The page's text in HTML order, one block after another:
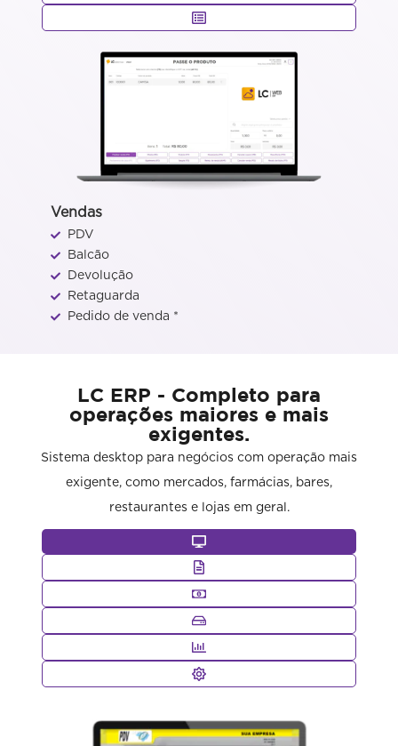
Vendas
PDV
Balcão
Devolução
Retaguarda
Pedido de venda *
LC ERP - Completo para
operações maiores e mais
exigentes.
Sistema desktop para negócios com operação mais
exigente, como mercados, farmácias, bares,
restaurantes e lojas em geral.